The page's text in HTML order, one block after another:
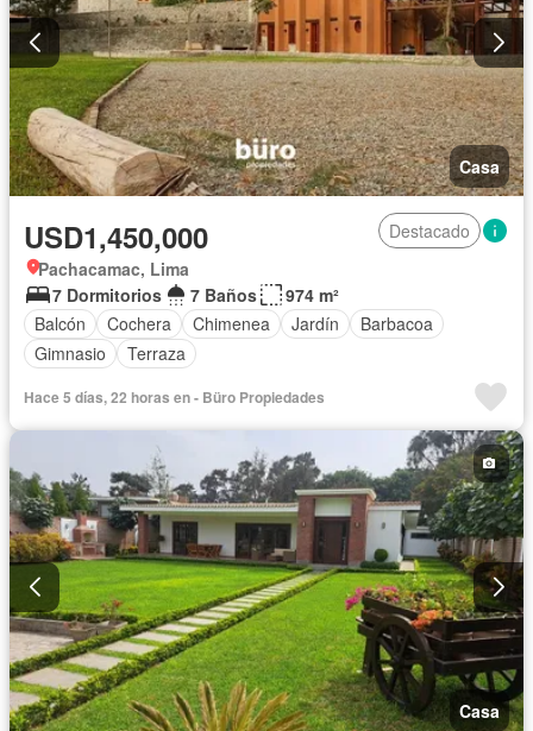
Casa
USD1,450,000
Destacado
Pachacamac, Lima
7 Dormitorios
7 Baños
974 m²
Balcón
Cochera Chimenea Jardín
Barbacoa
Gimnasio
Terraza
Hace 5 días, 22 horas en - Büro Propiedades
Casa